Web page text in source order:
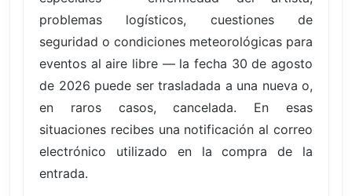
problemas logísticos, cuestiones de
seguridad o condiciones meteorológicas para
eventos al aire libre — la fecha 30 de agosto
de 2026 puede ser trasladada a una nueva o,
en raros casos, cancelada. En esas
situaciones recibes una notificación al correo
electrónico utilizado en la compra de la
entrada.